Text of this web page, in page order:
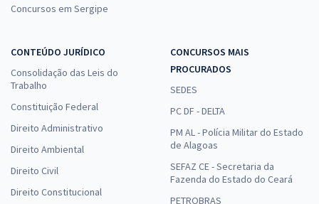
Concursos em Sergipe
CONTEÚDO JURÍDICO
Consolidação das Leis do
Trabalho
Constituição Federal
Direito Administrativo
Direito Ambiental
Direito Civil
Direito Constitucional
CONCURSOS MAIS
PROCURADOS
SEDES
PC DF - DELTA
PM AL - Polícia Militar do Estado
de Alagoas
SEFAZ CE - Secretaria da
Fazenda do Estado do Ceará
PETROBRAS